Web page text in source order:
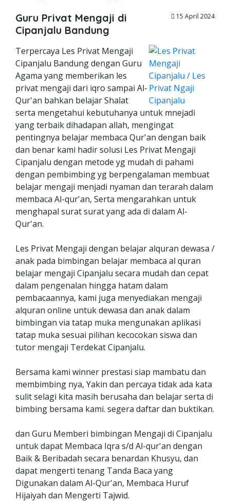
15 April 2024
Guru Privat Mengaji di
Cipanjalu Bandung
Terpercaya Les Privat Mengaji
Cipanjalu Bandung dengan Guru
Agama yang memberikan les
privat mengaji dari iqro sampai Al-
Qur'an bahkan belajar Shalat
serta mengetahui kebutuhanya untuk mnejadi
yang terbaik dihadapan allah, mengingat
pentingnya belajar membaca Qur'an dengan baik
dan benar kami hadir solusi Les Privat Mengaji
Cipanjalu dengan metode yg mudah di pahami
dengan pembimbing yg berpengalaman membuat
belajar mengaji menjadi nyaman dan terarah dalam
membaca Al-qur'an, Serta mengarahkan untuk
menghapal surat surat yang ada di dalam Al-
Qur'an.
Les Privat Mengaji dengan belajar alquran dewasa /
anak pada bimbingan belajar membaca al quran
belajar mengaji Cipanjalu secara mudah dan cepat
dalam pengenalan hingga hatam dalam
pembacaannya, kami juga menyediakan mengaji
alquran online untuk dewasa dan anak dalam
bimbingan via tatap muka mengunakan aplikasi
tatap muka sesuai pilihan kecocokan siswa dan
tutor mengaji Terdekat Cipanjalu.
Bersama kami winner prestasi siap mambatu dan
membimbing nya, Yakin dan percaya tidak ada kata
sulit selagi kita masih berusaha dan belajar serta di
bimbing bersama kami. segera daftar dan buktikan.
dan Guru Memberi bimbingan Mengaji di Cipanjalu
untuk dapat Membaca Iqra s/d Al-qur'an dengan
Baik & Beribadah secara benardan Khusyu, dan
dapat mengerti tenang Tanda Baca yang
Digunakan dalam Al-Qur'an, Membaca Huruf
Hijaiyah dan Mengerti Tajwid.